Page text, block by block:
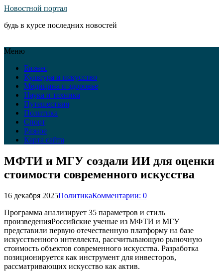
Новостной портал
будь в курсе последних новостей
Меню
Бизнес
Культура и искусство
Медицина и здоровье
Наука и техника
Путешествия
Политика
Спорт
Разное
Карта сайта
МФТИ и МГУ создали ИИ для оценки
стоимости современного искусства
16 декабря 2025ПолитикаКомментарии: 0
Программа анализирует 35 параметров и стиль
произведенияРоссийские ученые из МФТИ и МГУ
представили первую отечественную платформу на базе
искусственного интеллекта, рассчитывающую рыночную
стоимость объектов современного искусства. Разработка
позиционируется как инструмент для инвесторов,
рассматривающих искусство как актив.